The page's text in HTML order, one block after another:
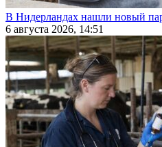
В Нидерландах нашли новый
6 августа 2026, 14:51